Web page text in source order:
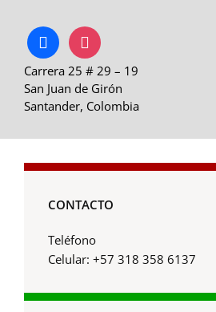
facebookinstagram
Carrera 25 # 29 – 19
San Juan de Girón
Santander, Colombia
CONTACTO
Teléfono
Celular: +57 318 358 6137